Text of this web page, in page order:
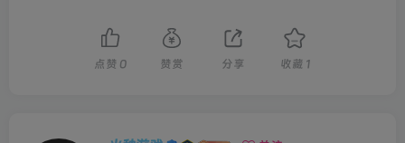
点赞 0 赞赏 分享 收藏 1